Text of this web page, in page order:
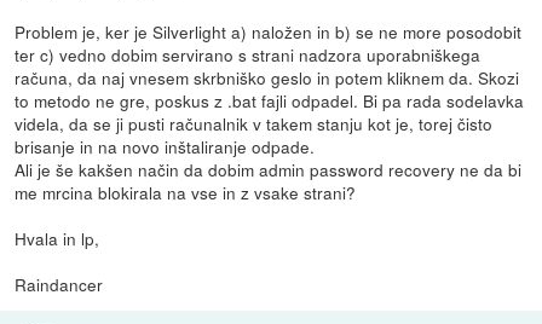
Problem je, ker je Silverlight a) naložen in b) se ne more posodobit
ter c) vedno dobim servirano s strani nadzora uporabniškega
računa, da naj vnesem skrbniško geslo in potem kliknem da. Skozi
to metodo ne gre, poskus z .bat fajli odpadel. Bi pa rada sodelavka
videla, da se ji pusti računalnik v takem stanju kot je, torej čisto
brisanje in na novo inštaliranje odpade.
Ali je še kakšen način da dobim admin password recovery ne da bi
me mrcina blokirala na vse in z vsake strani?
Hvala in lp,
Raindancer